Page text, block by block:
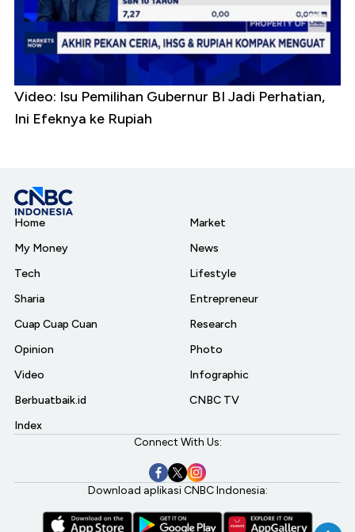
Video: Isu Pemilihan Gubernur BI Jadi Perhatian,
Ini Efeknya ke Rupiah
Home
My Money
Tech
Sharia
Cuap Cuap Cuan
Opinion
Video
Berbuatbaik.id
Index
Market
News
Lifestyle
Entrepreneur
Research
Photo
Infographic
CNBC TV
Connect With Us:
Download aplikasi CNBC Indonesia: